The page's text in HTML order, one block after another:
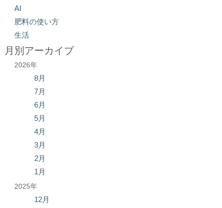
AI
肥料の使い方
生活
月別アーカイブ
2026年
8月
7月
6月
5月
4月
3月
2月
1月
2025年
12月